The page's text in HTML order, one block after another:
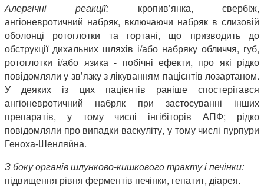
Алергічні реакції: кропив’янка, свербіж,
ангіоневротичний набряк, включаючи набряк в слизовій
оболонці ротоглотки та гортані, що призводить до
обструкції дихальних шляхів і/або набряку обличчя, губ,
ротоглотки і/або язика - побічні ефекти, про які рідко
повідомляли у зв’язку з лікуванням пацієнтів лозартаном.
У деяких із цих пацієнтів раніше спостерігався
ангіоневротичний набряк при застосуванні інших
препаратів, у тому числі інгібіторів АПФ; рідко
повідомляли про випадки васкуліту, у тому числі пурпури
Геноха-Шенляйна.
З боку органів шлунково-кишкового тракту і печінки:
підвищення рівня ферментів печінки, гепатит, діарея.